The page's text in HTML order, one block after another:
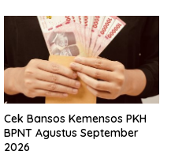
Cek Bansos Kemensos PKH
BPNT Agustus September
2026